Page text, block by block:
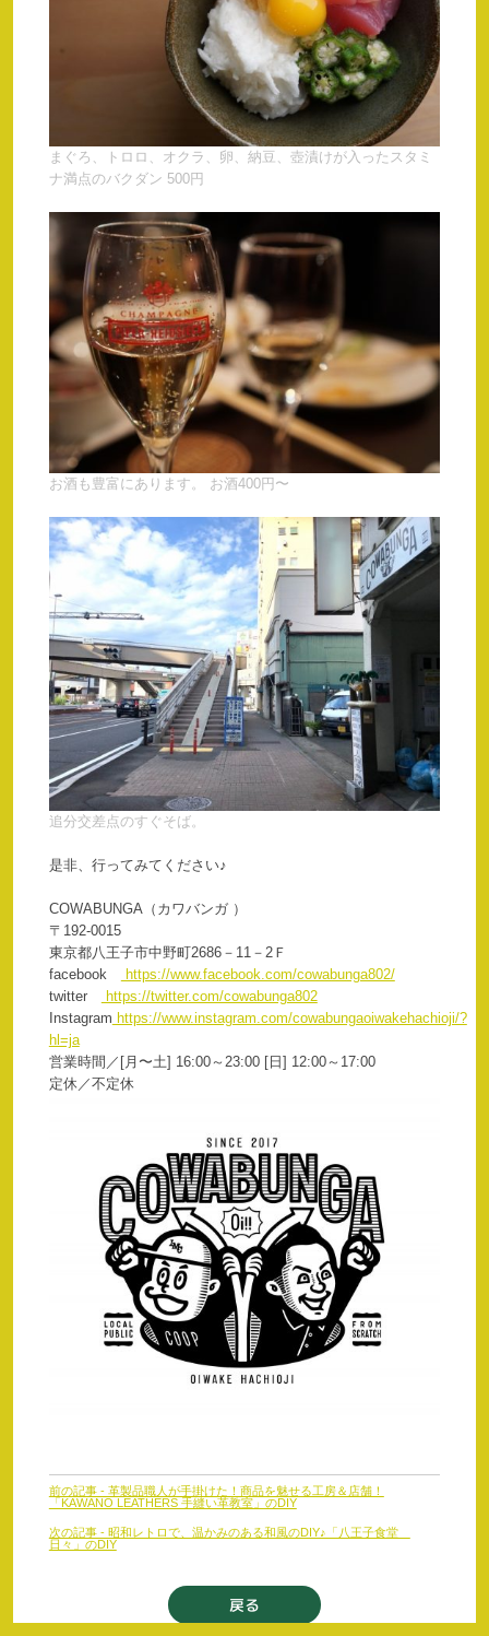
まぐろ、トロロ、オクラ、卵、納豆、壺漬けが入ったスタミ
ナ満点のバクダン 500円
お酒も豊富にあります。 お酒400円〜
追分交差点のすぐそば。
是非、行ってみてください♪
COWABUNGA（カワバンガ ）
〒192‐0015
東京都八王子市中野町2686－11－2Ｆ
facebook
https://www.facebook.com/cowabunga802/
twitter
https://twitter.com/cowabunga802
Instagram https://www.instagram.com/cowabungaoiwakehachioji/?
hl=ja
営業時間／[月〜土] 16:00～23:00 [日] 12:00～17:00
定休／不定休
前
後
の
記
の
前の記事 - 革製品職人が手掛けた！商品を魅せる工房＆店舗！
「KAWANO LEATHERS 手縫い革教室」のDIY
次の記事 - 昭和レトロで、温かみのある和風のDIY♪「八王子食堂
日々」のDIY
戻る